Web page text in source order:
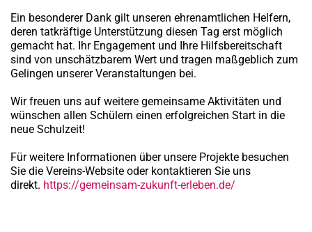
Ein besonderer Dank gilt unseren ehrenamtlichen Helfern,
deren tatkräftige Unterstützung diesen Tag erst möglich
gemacht hat. Ihr Engagement und Ihre Hilfsbereitschaft
sind von unschätzbarem Wert und tragen maßgeblich zum
Gelingen unserer Veranstaltungen bei.
Wir freuen uns auf weitere gemeinsame Aktivitäten und
wünschen allen Schülern einen erfolgreichen Start in die
neue Schulzeit!
Für weitere Informationen über unsere Projekte besuchen
Sie die Vereins-Website oder kontaktieren Sie uns
direkt. https://gemeinsam-zukunft-erleben.de/